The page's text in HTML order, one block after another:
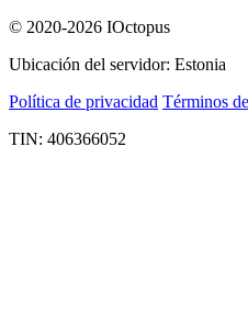
© 2020-2026 IOctopus
Ubicación del servidor: Estonia
Política de privacidad Términos
TIN: 406366052